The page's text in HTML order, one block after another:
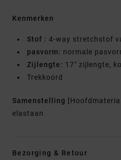
Kenmerken
Stof : 4-way stretchstof
pasvorm: normale
Zijlengte: 17" zijlengte,
Trekkoord
Samenstelling
elastaan
Bezorging & Retour